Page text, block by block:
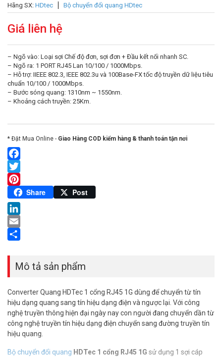
Hãng SX: HDtec Bộ chuyển đổi quang HDtec
Giá liên hệ
– Ngõ vào: Loại sợi Chế độ đơn, sợi đơn + Đầu kết nối nhanh SC.
– Ngõ ra: 1 PORT RJ45 Lan 10/100 / 1000Mbps.
– Hỗ trợ: IIEEE 802.3, IEEE 802.3u và 100Base-FX tốc độ truyền dữ liệu tiêu
chuẩn 10/100 / 1000Mbps.
– Bước sóng quang: 1310nm ~ 1550nm.
– Khoảng cách truyền: 25Km.
* Đặt Mua Online - Giao Hàng COD kiểm hàng & thanh toán tận nơi
Facebook
Twitter
Pinterest
Share Post
LinkedIn
Email
Mô tả sản phẩm
Converter Quang HDTec 1 cổng RJ45 1G dùng để chuyển từ tín
hiệu dạng quang sang tín hiệu dạng điện và ngược lại. Với công
nghệ truyền thông hiện đại ngày nay con người đang chuyển dần từ
công nghệ truyền tín hiệu dạng điện chuyển sang đường truyền tín
hiệu quang.
Bộ chuyển đổi quang HDTec 1 cổng RJ45 1G sử dụng 1 sợi cáp